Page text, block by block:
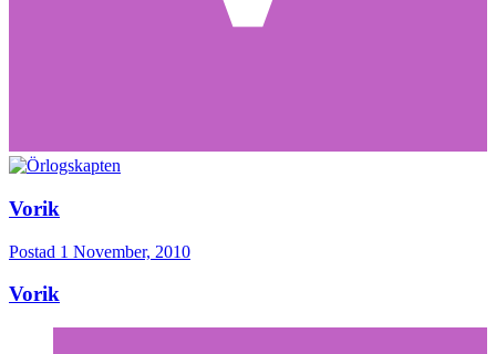
Vorik
Postad 1 November, 2010
Vorik